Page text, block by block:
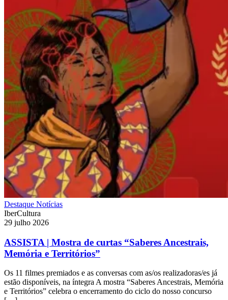
Destaque Notícias
IberCultura
29 julho 2026
ASSISTA | Mostra de curtas “Saberes Ancestrais,
Memória e Territórios”
Os 11 filmes premiados e as conversas com as/os realizadoras/es já
estão disponíveis, na íntegra A mostra “Saberes Ancestrais, Memória
e Territórios” celebra o encerramento do ciclo do nosso concurso